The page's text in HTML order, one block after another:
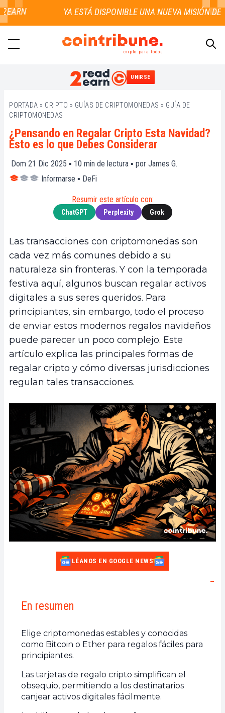
cripto para todos
UNIRSE
PORTADA » CRIPTO » GUÍAS DE CRIPTOMONEDAS » GUÍA DE
CRIPTOMONEDAS
¿Pensando en Regalar Cripto Esta Navidad?
Esto es lo que Debes Considerar
Dom 21 Dic 2025 ▪ 10 min de lectura ▪ por James G.
Informarse ▪ DeFi
Resumir este artículo con:
ChatGPT Perplexity Grok
Las transacciones con criptomonedas son
cada vez más comunes debido a su
naturaleza sin fronteras. Y con la temporada
festiva aquí, algunos buscan regalar activos
digitales a sus seres queridos. Para
principiantes, sin embargo, todo el proceso
de enviar estos modernos regalos navideños
puede parecer un poco complejo. Este
artículo explica las principales formas de
regalar cripto y cómo diversas jurisdicciones
regulan tales transacciones.
LÉANOS EN GOOGLE NEWS
En resumen
Elige criptomonedas estables y conocidas
como Bitcoin o Ether para regalos fáciles para
principiantes.
Las tarjetas de regalo cripto simplifican el
obsequio, permitiendo a los destinatarios
canjear activos digitales fácilmente.